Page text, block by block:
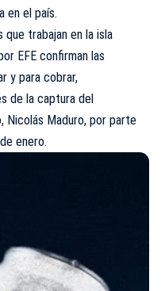
en el país.
que trabajan en la isla
EFE confirman las
y para cobrar,
de la captura del
Nicolás Maduro, por parte
enero.